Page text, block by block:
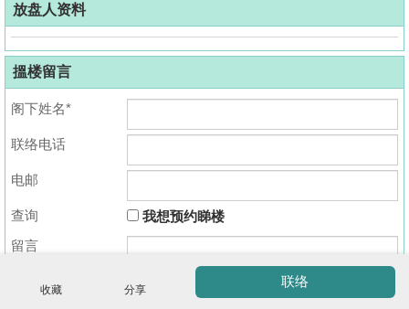
博
客
地
产
闻
数
据
布
收
藏
盘
收藏 分享
联络
放盘人资料
搵楼留言
阁下姓名*
联络电话
电邮
查询
我想预约睇楼
留言